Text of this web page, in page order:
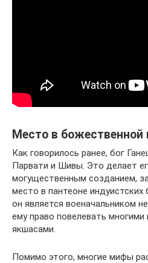
Место в божественной
Как говорилось ранее, бог
Парвати и Шивы. Это делает
могущественным созданием,
место в пантеоне
он является военачальником
ему право повелевать
якшасами.
Помимо этого, многие мифы